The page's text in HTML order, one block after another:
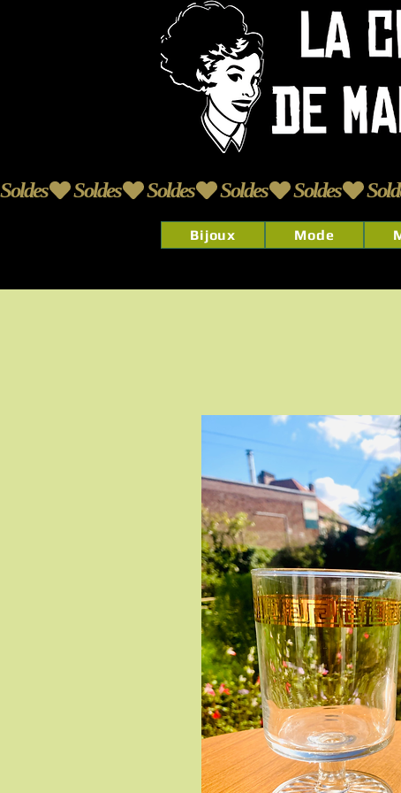
Soldes
Bijoux Mode